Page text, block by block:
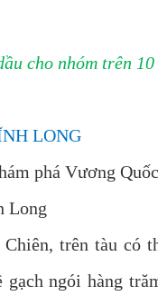
cho nhóm trên 10
LONG
phá Vương
Long
trên tàu có
ngói hàng